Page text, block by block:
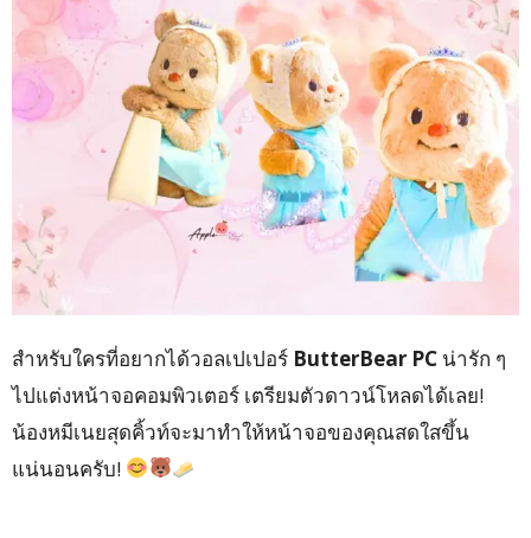
สำหรับใครที่อยากได้วอลเปเปอร์ ButterBear PC น่ารัก ๆ
ไปแต่งหน้าจอคอมพิวเตอร์ เตรียมตัวดาวน์โหลดได้เลย!
น้องหมีเนยสุดคิ้วท์จะมาทำให้หน้าจอของคุณสดใสขึ้น
แน่นอนครับ!